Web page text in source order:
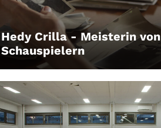
Hedy Crilla - Meisterin von
Schauspielern
LEIHEN